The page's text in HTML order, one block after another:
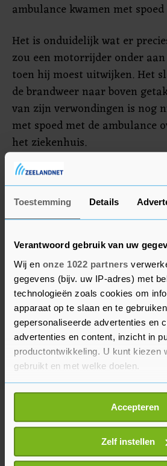
Toestemming Details
Verantwoord gebruik van uw
Wij en onze 1022 partners
gegevens (bijv. uw IP-adres) met
technologieën zoals cookies om
apparaat op te slaan en te
gepersonaliseerde advertenties en
advertenties en content, inzicht in
productontwikkeling. U kunt kiezen
gebruikt en met welke doelen.
Als u het toestaat, willen we ook
Informatie verzamelen over
locatie, die tot een paar meter
Uw apparaat identificeren
scannen op specifieke
Accepteren
Zelf instellen
ambulance kwamen met
Het is onduidelijk wat er
zou een motorrijder onder
toen hij moest uitwijken. Het
de brandweer naar boven
van zijn verwondingen is nog
met spoed met de ambulance
het ziekenhuis.
Meer uit Reimerswaal
Optreden bij Zonnebloem